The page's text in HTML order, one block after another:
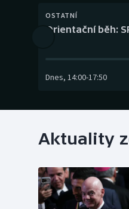
OSTATNÍ
Orientační běh:
Dnes, 14:00-17:50
Aktuality